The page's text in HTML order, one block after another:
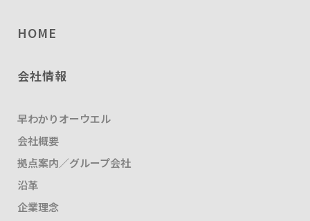
HOME
会社情報
早わかりオーウエル
会社概要
拠点案内／グループ会社
沿革
企業理念